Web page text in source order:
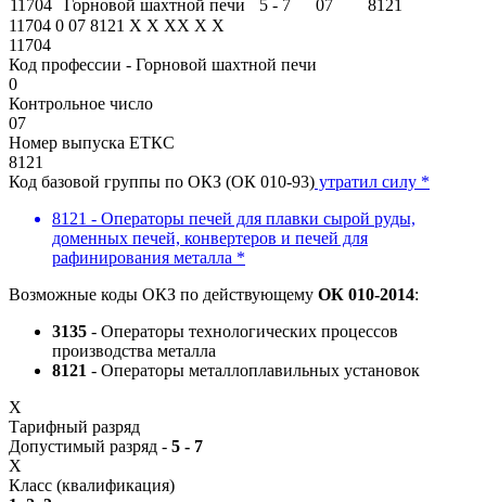
11704
Горновой шахтной печи 5 - 7 07
8121
11704 0 07 8121 X X XX X X
11704
Код профессии - Горновой шахтной печи
0
Контрольное число
07
Номер выпуска ЕТКС
8121
Код базовой группы по ОКЗ (ОК 010-93) утратил силу *
8121 - Операторы печей для плавки сырой руды,
доменных печей, конвертеров и печей для
рафинирования металла *
Возможные коды ОКЗ по действующему ОК 010-2014:
3135 - Операторы технологических процессов
производства металла
8121 - Операторы металлоплавильных установок
X
Тарифный разряд
Допустимый разряд - 5 - 7
X
Класс (квалификация)